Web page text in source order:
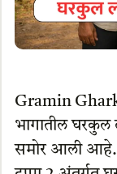
Gramin
भागातील घरकुल
समोर आली आहे.